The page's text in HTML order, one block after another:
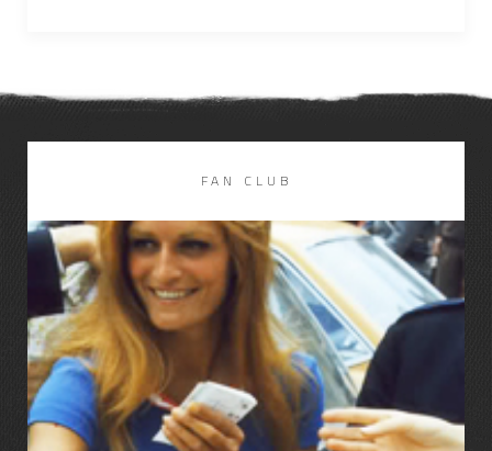
FAN CLUB
LIRE LA SUITE